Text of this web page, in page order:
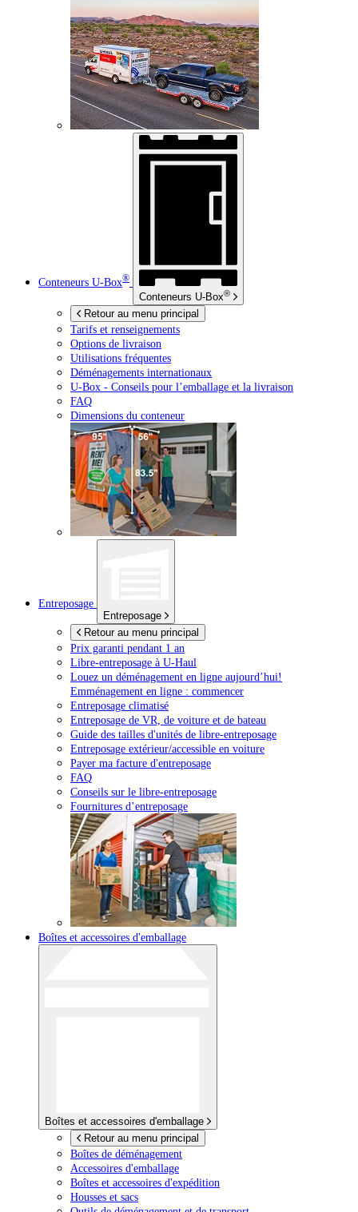
Conteneurs U-Box®
Conteneurs U-Box®
Retour au menu principal
Tarifs et renseignements
Options de livraison
Utilisations fréquentes
Déménagements internationaux
U-Box - Conseils pour l’emballage et la livraison
FAQ
Dimensions du conteneur
Entreposage
Entreposage
Retour au menu principal
Prix garanti pendant 1 an
Libre-entreposage à U-Haul
Louez un déménagement en ligne aujourd’hui!
Emménagement en ligne : commencer
Entreposage climatisé
Entreposage de VR, de voiture et de bateau
Guide des tailles d'unités de libre-entreposage
Entreposage extérieur/accessible en voiture
Payer ma facture d'entreposage
FAQ
Conseils sur le libre-entreposage
Fournitures d’entreposage
Boîtes et accessoires d'emballage
Boîtes et accessoires d'emballage
Retour au menu principal
Boîtes de déménagement
Accessoires d'emballage
Boîtes et accessoires d'expédition
Housses et sacs